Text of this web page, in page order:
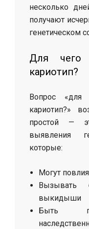
несколько
получают
генетическом
Для чего
кариотип?
Вопрос
кариотип?»
простой —
выявления
которые:
Могут
Вызывать
выкидыши
Быть